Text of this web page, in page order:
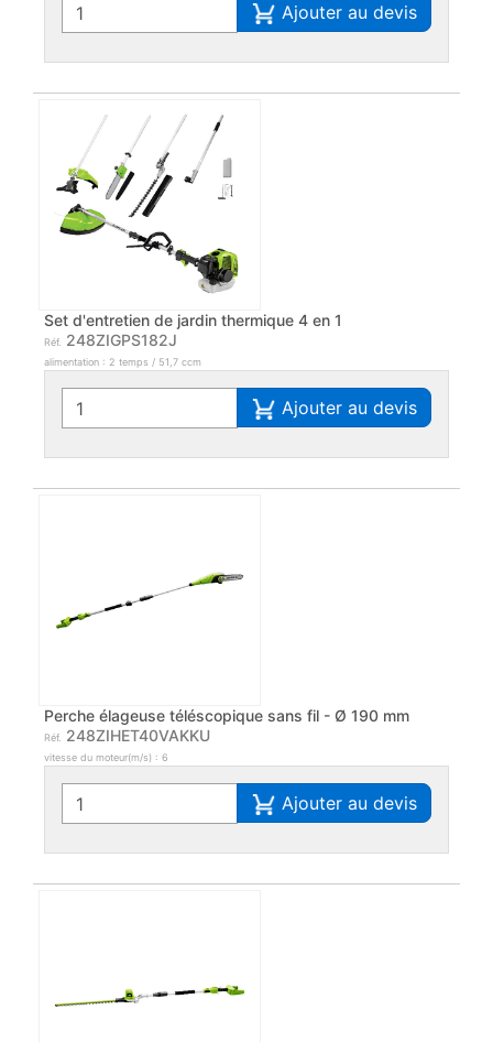
Ajouter au devis
Set d'entretien de jardin thermique 4 en 1
Réf. 248ZIGPS182J
alimentation : 2 temps / 51,7 ccm
Ajouter au devis
Perche élageuse téléscopique sans fil - Ø 190 mm
Réf. 248ZIHET40VAKKU
vitesse du moteur(m/s) : 6
Ajouter au devis